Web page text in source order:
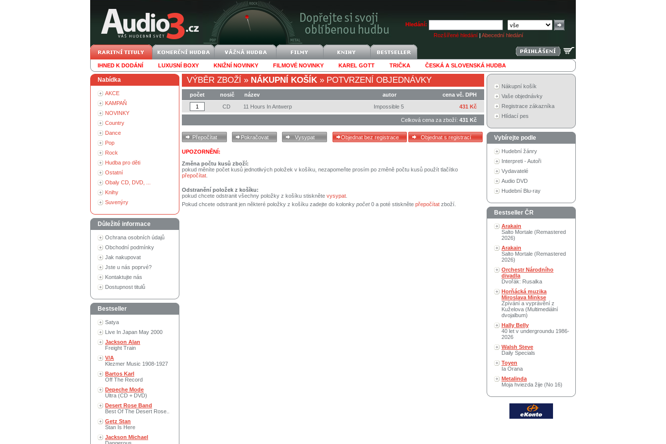
Hledání:
Rozšířené hledání | Abecední hledání
IHNED K DODÁNÍ LUXUSNÍ BOXY KNIŽNÍ NOVINKY FILMOVÉ NOVINKY KAREL GOTT TRIČKA ČESKÁ A SLOVENSKÁ HUDBA
Nabídka
AKCE
KAMPAŇ
NOVINKY
Country
Dance
Pop
Rock
Hudba pro děti
Ostatní
Obaly CD, DVD, ...
Knihy
Suvenýry
Důležité informace
Ochrana osobních údajů
Obchodní podmínky
Jak nakupovat
Jste u nás poprvé?
Kontaktujte nás
Dostupnost titulů
Bestseller
Satya
Live In Japan May 2000
Jackson Alan
Freight Train
V/A
Klezmer Music 1908-1927
Bartos Karl
Off The Record
Depeche Mode
Ultra (CD + DVD)
Desert Rose Band
Best Of The Desert Rose..
Getz Stan
Stan Is Here
Jackson Michael
VÝBĚR ZBOŽÍ » NÁKUPNÍ KOŠÍK » POTVRZENÍ OBJEDNÁVKY
počet nosič název autor
cena vč. DPH
CD
11 Hours In Antwerp Impossible 5 431 Kč
Celková cena za zboží: 431 Kč
UPOZORNĚNÍ:
Změna počtu kusů zboží:
pokud měníte počet kusů jednotlivých položek v košíku, nezapomeňte prosím po změně počtu kusů použít tlačítko
přepočítat
Odstranění položek z košíku:
pokud chcete odstranit všechny položky z košíku stiskněte vysypat
Pokud chcete odstranit jen některé položky z košíku zadejte do kolonky počet0 a poté stiskněte přepočítat zboží.
Nákupní košík
Vaše objednávky
Registrace zákazníka
Hlídací pes
Vybírejte podle
Hudební žánry
Interpreti - Autoři
Vydavatelé
Audio DVD
Hudební Blu-ray
Bestseller ČR
Arakain
Salto Mortale (Remastered
2026)
Arakain
Salto Mortale (Remastered
2026)
Orchestr Národního
divadla
Dvořák: Rusalka
Horňácká muzika
Miroslava Minkse
Zpívání a vyprávění z
Kuželova (Multimediální
dvojalbum)
Hally Belly
40 let v undergroundu 1986-
2026
Walsh Steve
Daily Specials
Toyen
Ia Orana
Metalinda
Moja hviezda žije (No 16)